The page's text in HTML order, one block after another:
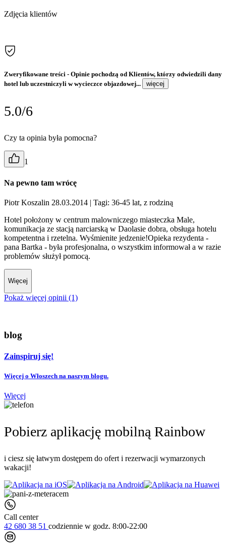
Zdjęcia klientów
Zweryfikowane treści - Opinie pochodzą od Klientów, którzy odwiedzili dany
hotel lub uczestniczyli w wycieczce objazdowej...
więcej
5.0/6
Czy ta opinia była pomocna?
1
Na pewno tam wrócę
Piotr Koszalin 28.03.2014 | Tagi: 36-45 lat, z rodziną
Hotel położony w centrum malowniczego miasteczka Male,
komunikacja ze stacją narciarską w Daolasie dobra, obsługa hotelu
kompetentna i rzetelna. Wyśmienite jedzenie!Opieka rezydenta -
pana Bartka - była profesjonalna, o wszystkim informował a w razie
problemów służył pomocą.
Więcej
Pokaż więcej opinii (1)
blog
Zainspiruj się!
Więcej o Włoszech na naszym blogu.
Więcej
Pobierz aplikację mobilną Rainbow
i ciesz się łatwym dostępem do ofert i rezerwacji wymarzonych
wakacji!
Call center
42 680 38 51 codziennie w godz. 8:00-22:00